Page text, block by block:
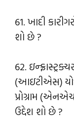
61. ખાદી
શો છે ?
62.
(આઇટીએસ)
પ્રોગ્રામ
ઉદ્દેશ શો છે ?